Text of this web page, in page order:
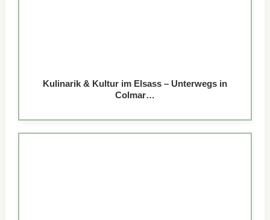
Kulinarik & Kultur im Elsass – Unterwegs in
Colmar…